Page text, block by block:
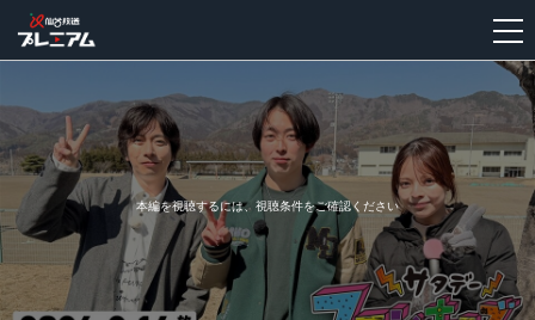
新
規
登
録
本編を視聴するには、視聴条件をご確認ください